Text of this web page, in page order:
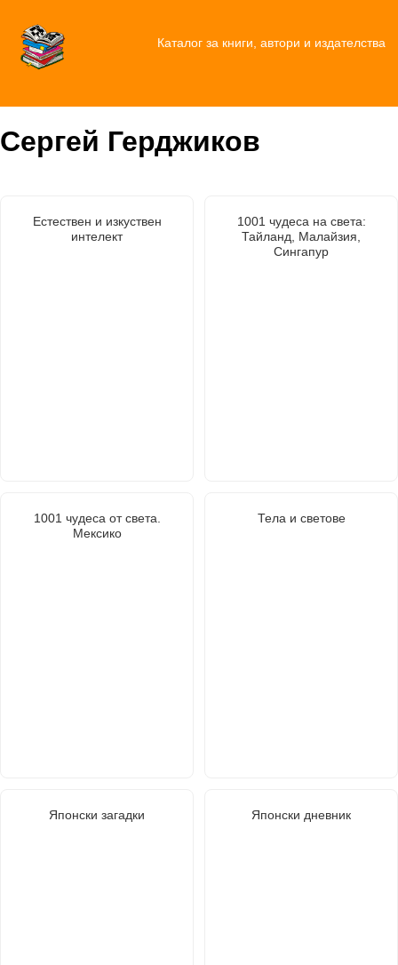
Каталог за книги, автори и издателства
Сергей Герджиков
Естествен и изкуствен
интелект
1001 чудеса на света:
Тайланд, Малайзия,
Сингапур
1001 чудеса от света.
Мексико
Тела и светове
Японски загадки Японски дневник